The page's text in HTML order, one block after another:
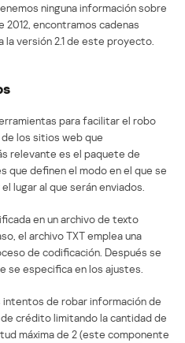
ninguna información sobre
2012, encontramos cadenas
la versión 2.1 de este proyecto.
para facilitar el robo
los sitios web que
relevante es el paquete de
que definen el modo en el que se
lugar al que serán enviados.
en un archivo de texto
el archivo TXT emplea una
de codificación. Después se
se especifica en los ajustes.
de robar información de
crédito limitando la cantidad de
máxima de 2 (este componente